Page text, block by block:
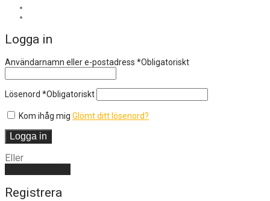
Logga in
Användarnamn eller e-postadress *Obligatoriskt
Lösenord *Obligatoriskt
Kom ihåg mig Glömt ditt lösenord?
Logga in
Eller
Registrera